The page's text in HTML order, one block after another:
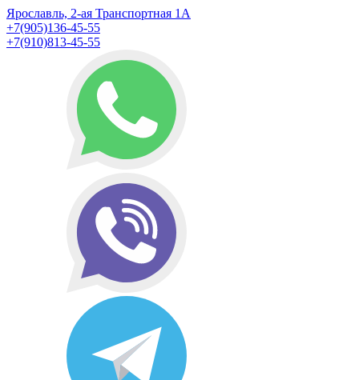
Ярославль, 2-ая Транспортная 1А
+7(905)136-45-55
+7(910)813-45-55